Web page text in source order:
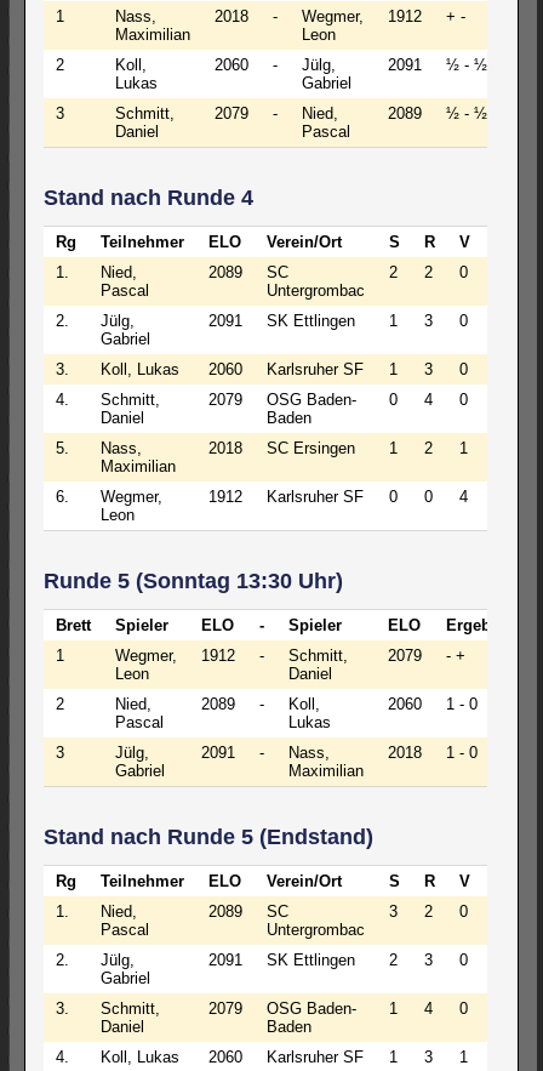
1
Nass,
Maximilian
2018 -
Wegmer,
Leon
1912 + -
2
Koll,
Lukas
2060 -
Jülg,
Gabriel
2091 ½ - ½
3
Schmitt,
Daniel
2079 -
Nied,
Pascal
2089 ½ - ½
Stand nach Runde 4
Rg Teilnehmer ELO Verein/Ort S R V
1.
Nied,
Pascal
2089
SC
Untergrombac
2 2 0
2.
Jülg,
Gabriel
2091 SK Ettlingen 1 3 0
3. Koll, Lukas 2060 Karlsruher SF 1 3 0
4.
Schmitt,
Daniel
2079
OSG Baden-
Baden
0 4 0
5.
Nass,
Maximilian
2018 SC Ersingen 1 2 1
6.
Wegmer,
Leon
1912 Karlsruher SF 0 0 4
Runde 5 (Sonntag 13:30 Uhr)
Brett Spieler ELO - Spieler ELO
Ergebnis
1
Wegmer,
Leon
1912 -
Schmitt,
Daniel
2079 - +
2
Nied,
Pascal
2089 -
Koll,
Lukas
2060 1 - 0
3
Jülg,
Gabriel
2091 -
Nass,
Maximilian
2018 1 - 0
Stand nach Runde 5 (Endstand)
Rg Teilnehmer ELO Verein/Ort S R V
1.
Nied,
Pascal
2089
SC
Untergrombac
3 2 0
2.
Jülg,
Gabriel
2091 SK Ettlingen 2 3 0
3.
Schmitt,
Daniel
2079
OSG Baden-
Baden
1 4 0
4. Koll, Lukas 2060 Karlsruher SF 1 3 1